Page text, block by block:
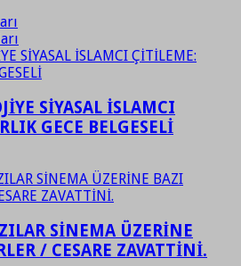
SİYASAL İSLAMCI
GECE BELGESELİ
SİNEMA ÜZERİNE
/ CESARE ZAVATTİNİ.